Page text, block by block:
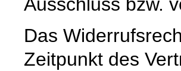
Das
Zeitpunkt des